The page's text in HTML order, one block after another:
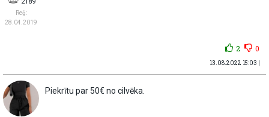
2189
Reģ:
28.04.2019
2 0
13.08.2022 15:03 |
Piekrītu par 50€ no cilvēka.